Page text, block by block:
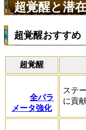
超覚醒と潜
超覚醒おすすめ
超覚醒
全パラ
メータ強化
ステ
に貢